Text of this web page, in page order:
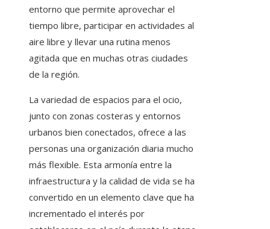
entorno que permite aprovechar el
tiempo libre, participar en actividades al
aire libre y llevar una rutina menos
agitada que en muchas otras ciudades
de la región.
La variedad de espacios para el ocio,
junto con zonas costeras y entornos
urbanos bien conectados, ofrece a las
personas una organización diaria mucho
más flexible. Esta armonía entre la
infraestructura y la calidad de vida se ha
convertido en un elemento clave que ha
incrementado el interés por